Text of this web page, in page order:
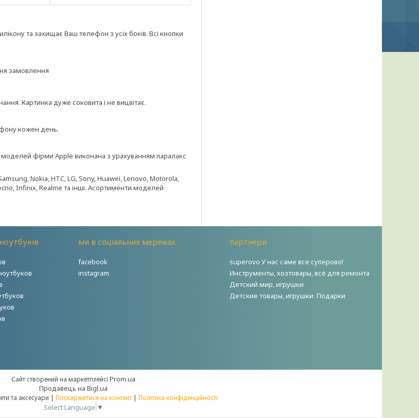
та захищає Ваш телефон з усіх боків. Всі кнопки
замовлення
Картинка дуже соковита і не вицвітає.
кожен день.
фірми Apple виконана з урахуванням паралакс
Nokia, HTC, LG, Sony, Huawei, Lenovo, Motorola,
Infinix, Realme та інші. Асортименти моделей
ми в соціальних мережах
facebook
instagram
партнери
superovo У нас саме все суперово!
Инструменты, хозтовары, всё для ремонта
Детский мир, игрушки
Детские товары, игрушки. Подарки
Сайт створений на маркетплейсі Prom.ua
Продавець на Bigl.ua
НОУТКОМПЛЕКТ - гаджети та аксесуари | Поскаржитися на контент | Політика конфіденційності
Select Language ▼